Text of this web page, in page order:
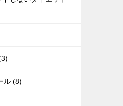
ル (8)